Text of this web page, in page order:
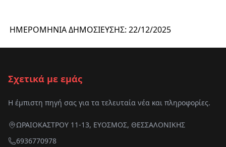
ΗΜΕΡΟΜΗΝΙΑ ΔΗΜΟΣΙΕΥΣΗΣ: 22/12/2025
Σχετικά με εμάς
Η έμπιστη πηγή σας για τα τελευταία νέα και πληροφορίες.
ΩΡΑΙΟΚΑΣΤΡΟΥ 11-13, ΕΥΟΣΜΟΣ, ΘΕΣΣΑΛΟΝΙΚΗΣ
6936770978